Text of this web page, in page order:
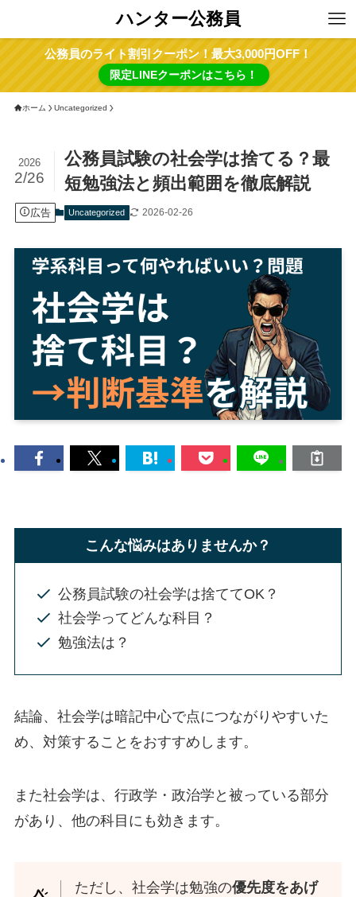
ハンター公務員
公務員のライト割引クーポン！最大3,000円OFF！
限定LINEクーポンはこちら！
ホーム Uncategorized
公務員試験の社会学は捨てる？最
短勉強法と頻出範囲を徹底解説
2026
2/26
広告 Uncategorized 2026-02-26
こんな悩みはありませんか？
公務員試験の社会学は捨ててOK？
社会学ってどんな科目？
勉強法は？
結論、社会学は暗記中心で点につながりやすいた
め、対策することをおすすめします。
また社会学は、行政学・政治学と被っている部分
があり、他の科目にも効きます。
ただし、社会学は勉強の優先度をあげ